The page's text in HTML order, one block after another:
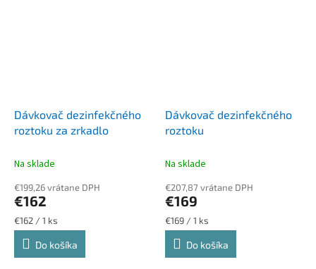
Dávkovač dezinfekčného
roztoku za zrkadlo
Na sklade
€199,26 vrátane DPH
€162
Jednotková
cena:
€162 / 1 ks
Do košíka
Dávkovač dezinfekčného
roztoku
Na sklade
€207,87 vrátane DPH
€169
Jednotková
cena:
€169 / 1 ks
Do košíka